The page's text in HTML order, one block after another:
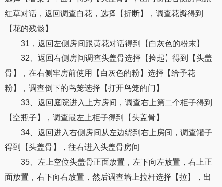
红草对话，返回调查白花，选择【折断】，调查花瓣得到
【花的残骸】
31，返回左侧房间跟黄花对话得到【白灰色的粉末】
32、返回右侧房间调查头盖骨选择【捡起】得到【头盖
骨】，在右侧牢房前使用【白灰色的粉】选择【给予花
粉】，调查倒下的鸟笼选择【打开鸟笼的门】
33、返回庭院进入上方房间，调查右上第二个柜子得到
【空瓶子】，调查最左上柜子得到【头盖骨】
34、返回进入右侧房间从左边绕到右上房间，调查罐子
得到【头盖骨】，往右进入头盖骨房间
35、左上空位头盖骨正面放置，左下向左放置，右上正
面放置，右下向右放置，然后调查墙上拉杆选择【拉】，出